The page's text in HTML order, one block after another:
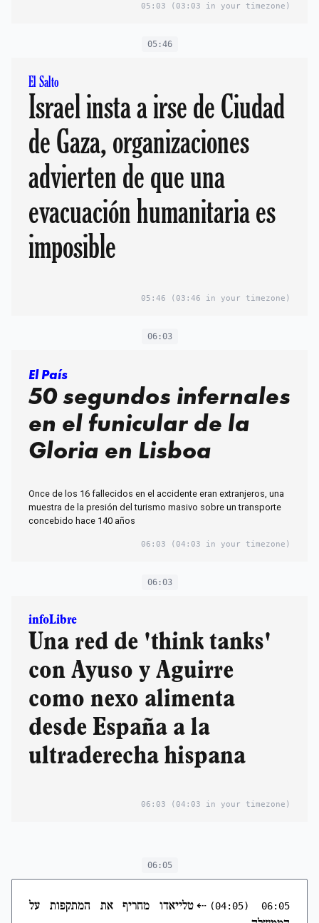
05:03 (03:03 in your timezone)
05:46
El Salto
Israel insta a irse de Ciudad
de Gaza, organizaciones
advierten de que una
evacuación humanitaria es
imposible
05:46 (03:46 in your timezone)
06:03
El País
50 segundos infernales
en el funicular de la
Gloria en Lisboa
Once de los 16 fallecidos en el accidente eran extranjeros, una
muestra de la presión del turismo masivo sobre un transporte
concebido hace 140 años
06:03 (04:03 in your timezone)
06:03
infoLibre
Una red de 'think tanks'
con Ayuso y Aguirre
como nexo alimenta
desde España a la
ultraderecha hispana
06:03 (04:03 in your timezone)
06:05
06:05
(04:05)
⇠ טלייאדו מחריף את המתקפות על